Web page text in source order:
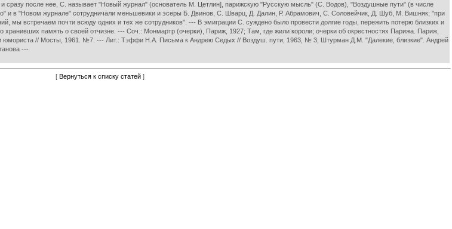
сразу после нее, С. называет "Новый журнал" (основатель М. Цетлин], парижскую "Русскую мысль" (С. Водов), "Воздушные пути" (в числе
и в "Новом журнале" сотрудничали меньшевики и эсеры Б. Двинов, С. Шварц, Д. Далин, Р. Абрамович, С. Соловейчик, Д. Шуб, М. Вишняк; "при
мы встречаем почти всюду одних и тех же сотрудников". --- В эмиграции С. суждено было провести долгие годы, пережить потерю близких и
хранивших память о своей отчизне. --- Соч.: Монмартр (очерки), Париж, 1927; Там, где жили короли; очерки об окрестностях Парижа. Париж,
юмориста // Мосты, 1961. №7. --- Лит.: Тэффи Н.А. Письма к Андрею Седых // Воздуш. пути, 1963, № 3; Штурман Д.М. "Далекие, близкие". Андрей
---
[ Вернуться к списку статей]